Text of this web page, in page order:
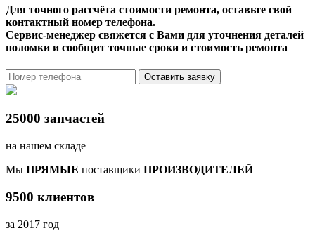
Для точного рассчёта стоимости ремонта, оставьте свой
контактный номер телефона.
Сервис-менеджер свяжется с Вами для уточнения деталей
поломки и сообщит точные сроки и стоимость ремонта
Оставить заявку
25000 запчастей
на нашем складе
Мы ПРЯМЫЕ поставщики ПРОИЗВОДИТЕЛЕЙ
9500 клиентов
за 2017 год